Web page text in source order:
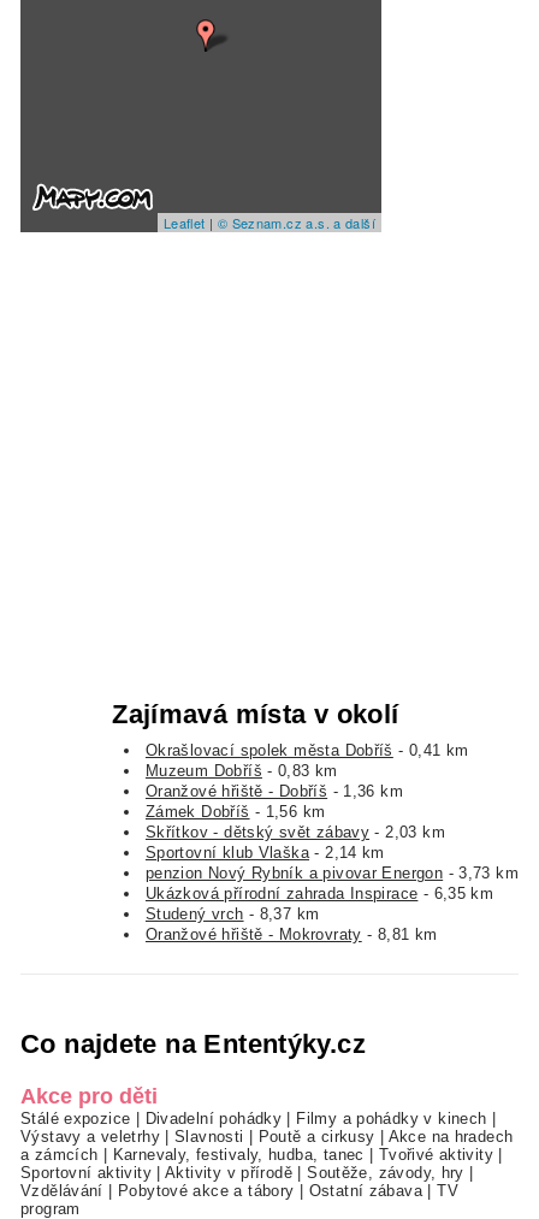
Leaflet | © Seznam.cz a.s. a další
Zajímavá místa v okolí
Okrašlovací spolek města Dobříš - 0,41 km
Muzeum Dobříš - 0,83 km
Oranžové hřiště - Dobříš - 1,36 km
Zámek Dobříš - 1,56 km
Skřítkov - dětský svět zábavy - 2,03 km
Sportovní klub Vlaška- 2,14 km
penzion Nový Rybník a pivovar Energon - 3,73 km
Ukázková přírodní zahrada Inspirace - 6,35 km
Studený vrch - 8,37 km
Oranžové hřiště - Mokrovraty - 8,81 km
Co najdete na Ententýky.cz
Akce pro děti
Stálé expozice | Divadelní pohádky | Filmy a pohádky v kinech |
Výstavy a veletrhy|Slavnosti | Poutě a cirkusy | Akce na hradech
a zámcích | Karnevaly, festivaly, hudba, tanec | Tvořivé aktivity |
Sportovní aktivity|Aktivity v přírodě |Soutěže, závody, hry |
Vzdělávání | Pobytové akce a tábory | Ostatní zábava |TV
program